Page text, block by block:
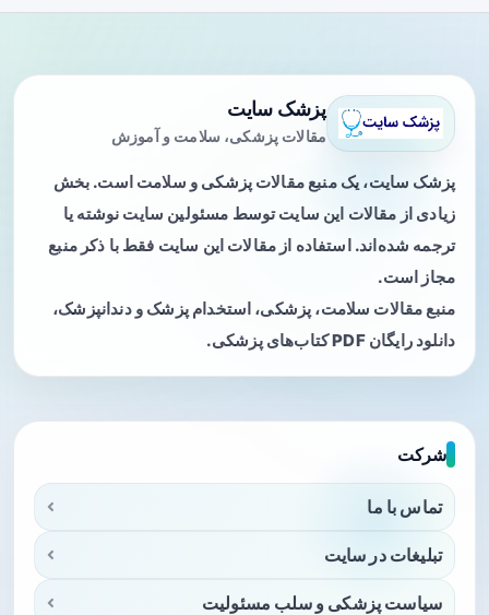
پزشک سایت
مقالات پزشکی، سلامت و آموزش
پزشک سایت، یک منبع مقالات پزشکی و سلامت است. بخش
زیادی از مقالات این سایت توسط مسئولین سایت نوشته یا
ترجمه شده‌اند. استفاده از مقالات این سایت فقط با ذکر منبع
مجاز است.
منبع مقالات سلامت، پزشکی، استخدام پزشک و دندانپزشک،
دانلود رایگان PDF کتاب‌های پزشکی.
شرکت
تماس با ما
تبلیغات در سایت
سیاست پزشکی و سلب مسئولیت